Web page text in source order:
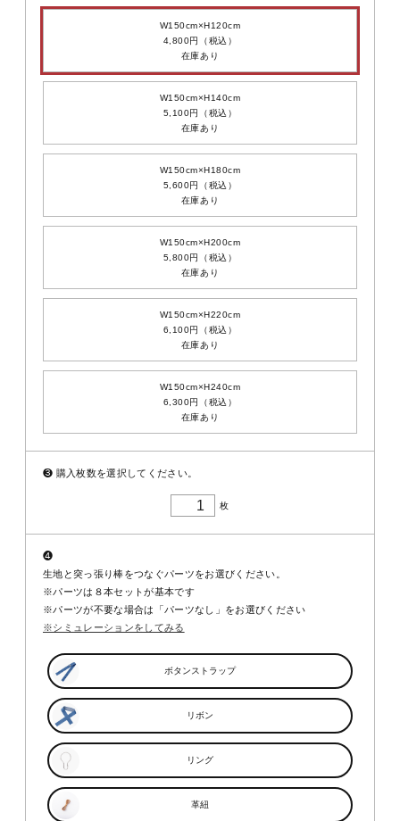
W150cm×H120cm
4,800円（税込）
在庫あり
W150cm×H140cm
5,100円（税込）
在庫あり
W150cm×H180cm
5,600円（税込）
在庫あり
W150cm×H200cm
5,800円（税込）
在庫あり
W150cm×H220cm
6,100円（税込）
在庫あり
W150cm×H240cm
6,300円（税込）
在庫あり
❸ 購入枚数を選択してください。
枚
❹
生地と突っ張り棒をつなぐパーツをお選びください。
※パーツは８本セットが基本です
※パーツが不要な場合は「パーツなし」をお選びください
※シミュレーションをしてみる
ボタンストラップ
リボン
リング
革紐